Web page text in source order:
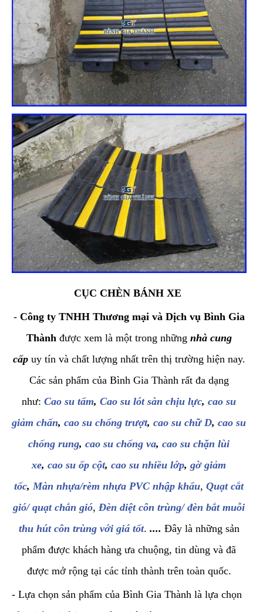
CỤC CHÈN BÁNH XE
- Công ty TNHH Thương mại và Dịch vụ Bình Gia
Thành được xem là một trong những nhà cung
cấp uy tín và chất lượng nhất trên thị trường hiện nay.
Các sản phẩm của Bình Gia Thành rất đa dạng
như:Cao su tấm,Cao su lót sàn chịu lực,cao su
giảm chấn,cao su chống trượt,cao su chữ D, cao su
chống rung, cao su chống va,cao su chặn lùi
xe,cao su ốp cột,cao su nhiều lớp,gờ giảm
tốc, Màn nhựa/rèm nhựa PVC nhập khẩu,Quạt cắt
gió/ quạt chắn gió, Đèn diệt côn trùng/ đèn bắt muỗi
thu hút côn trùng với giá tốt. .... Đây là những sản
phẩm được khách hàng ưa chuộng, tin dùng và đã
được mở rộng tại các tỉnh thành trên toàn quốc.
- Lựa chọn sản phẩm của Bình Gia Thành là lựa chọn